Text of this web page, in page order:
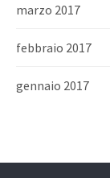
marzo 2017
febbraio 2017
gennaio 2017